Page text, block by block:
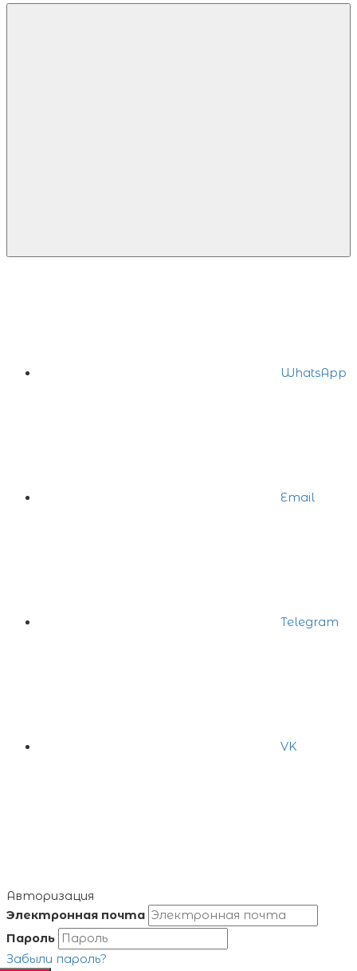
WhatsApp
Email
Telegram
VK
Авторизация
Электронная почта
Пароль
Забыли пароль?